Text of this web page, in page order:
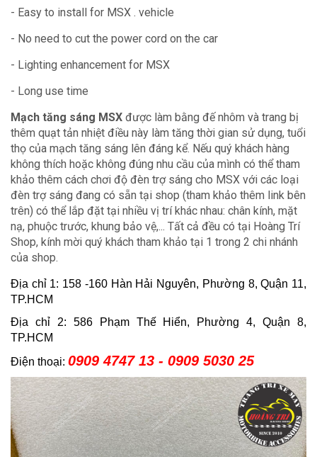
- Easy to install for MSX . vehicle
- No need to cut the power cord on the car
- Lighting enhancement for MSX
- Long use time
Mạch tăng sáng MSX được làm bằng đế nhôm và trang bị
thêm quạt tản nhiệt điều này làm tăng thời gian sử dụng, tuổi
thọ của mạch tăng sáng lên đáng kể. Nếu quý khách hàng
không thích hoặc không đúng nhu cầu của mình có thể tham
khảo thêm cách chơi độ đèn trợ sáng cho MSX với các loại
đèn trợ sáng đang có sẵn tại shop (tham khảo thêm link bên
trên) có thể lắp đặt tại nhiều vị trí khác nhau: chân kính, mặt
nạ, phuộc trước, khung bảo vệ,... Tất cả đều có tại Hoàng Trí
Shop, kính mời quý khách tham khảo tại 1 trong 2 chi nhánh
của shop.
Địa chỉ 1: 158 -160 Hàn Hải Nguyên, Phường 8, Quận 11,
TP.HCM
Địa chỉ 2: 586 Phạm Thế Hiển, Phường 4, Quận 8,
TP.HCM
Điện thoại: 0909 4747 13 - 0909 5030 25